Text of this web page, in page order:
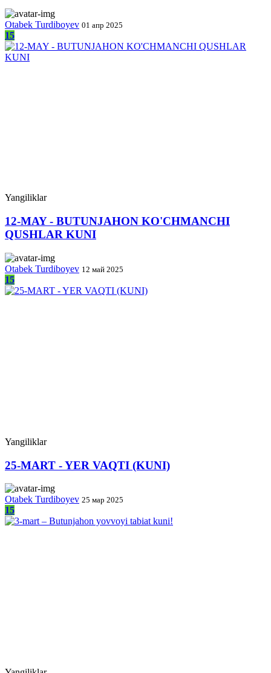
Otabek Turdiboyev 01 апр 2025
15
Yangiliklar
12-MAY - BUTUNJAHON KO'CHMANCHI
QUSHLAR KUNI
Otabek Turdiboyev 12 май 2025
15
Yangiliklar
25-MART - YER VAQTI (KUNI)
Otabek Turdiboyev 25 мар 2025
15